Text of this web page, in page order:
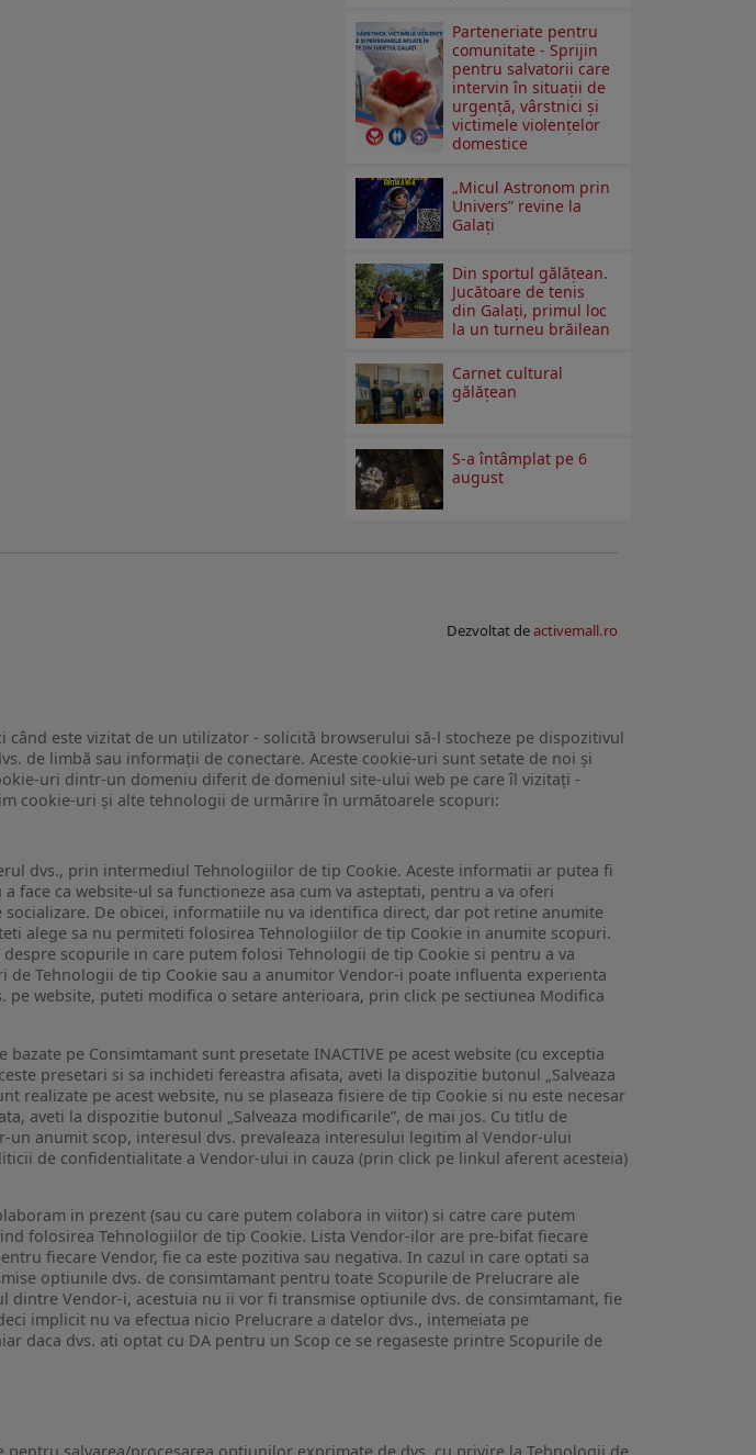
Parteneriate pentru
comunitate - Sprijin
pentru salvatorii care
intervin în situații de
urgență, vârstnici și
victimele violențelor
domestice
„Micul Astronom prin
Univers” revine la
Galați
Din sportul gălățean.
Jucătoare de tenis
din Galați, primul loc
la un turneu brăilean
Carnet cultural
gălăţean
S-a întâmplat pe 6
august
Dezvoltat deactivemall.ro
este vizitat de un utilizator - solicită browserului să-l stocheze pe dispozitivul
de limbă sau informații de conectare. Aceste cookie-uri sunt setate de noi și
uri dintr-un domeniu diferit de domeniul site-ului web pe care îl vizitați -
cookie-uri și alte tehnologii de urmărire în următoarele scopuri:
dvs., prin intermediul Tehnologiilor de tip Cookie. Aceste informatii ar putea fi
ca website-ul sa functioneze asa cum va asteptati, pentru a va oferi
De obicei, informatiile nu va identifica direct, dar pot retine anumite
alege sa nu permiteti folosirea Tehnologiilor de tip Cookie in anumite scopuri.
scopurile in care putem folosi Tehnologii de tip Cookie si pentru a va
Tehnologii de tip Cookie sau a anumitor Vendor-i poate influenta experienta
website, puteti modifica o setare anterioara, prin click pe sectiunea Modifica
pe Consimtamant sunt presetate INACTIVE pe acest website (cu exceptia
presetari si sa inchideti fereastra afisata, aveti la dispozitie butonul „Salveaza
realizate pe acest website, nu se plaseaza fisiere de tip Cookie si nu este necesar
aveti la dispozitie butonul „Salveaza modificarile”, de mai jos. Cu titlu de
anumit scop, interesul dvs. prevaleaza interesului legitim al Vendor-ului
de confidentialitate a Vendor-ului in cauza (prin click pe linkul aferent acesteia)
in prezent (sau cu care putem colabora in viitor) si catre care putem
folosirea Tehnologiilor de tip Cookie. Lista Vendor-ilor are pre-bifat fiecare
fiecare Vendor, fie ca este pozitiva sau negativa. In cazul in care optati sa
optiunile dvs. de consimtamant pentru toate Scopurile de Prelucrare ale
Vendor-i, acestuia nu ii vor fi transmise optiunile dvs. de consimtamant, fie
implicit nu va efectua nicio Prelucrare a datelor dvs., intemeiata pe
daca dvs. ati optat cu DA pentru un Scop ce se regaseste printre Scopurile de
salvarea/procesarea optiunilor exprimate de dvs. cu privire la Tehnologii de